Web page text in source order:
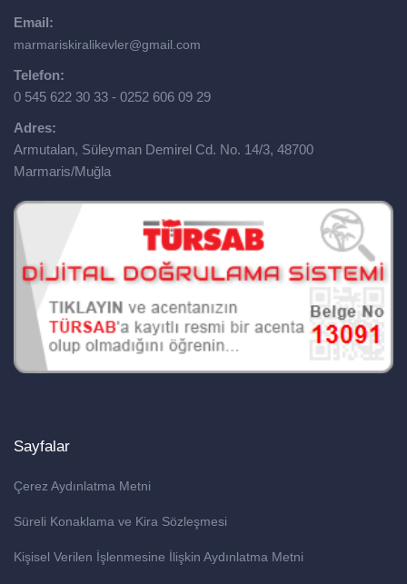
Email:
marmariskiralikevler@gmail.com
Telefon:
0 545 622 30 33 - 0252 606 09 29
Adres:
Armutalan, Süleyman Demirel Cd. No. 14/3, 48700
Marmaris/Muğla
Sayfalar
Çerez Aydınlatma Metni
Süreli Konaklama ve Kira Sözleşmesi
Kişisel Verilen İşlenmesine İlişkin Aydınlatma Metni